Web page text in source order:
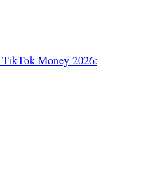
TikTok Money 2026: